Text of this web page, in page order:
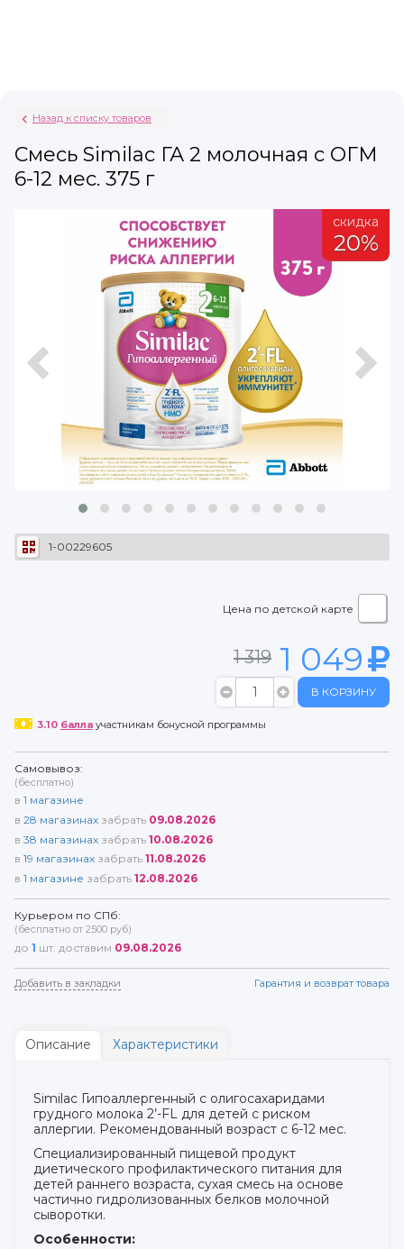
Назад к списку товаров
Смесь Similac ГА 2 молочная с ОГМ
6-12 мес. 375 г
скидка
20%
1-00229605
Цена по детской карте
1 319 1 049
В КОРЗИНУ
3.10 баллаучастникам бонусной программы
Самовывоз:
(бесплатно)
в 1 магазине
в 28 магазинах забрать 09.08.2026
в 38 магазинах забрать 10.08.2026
в 19 магазинах забрать 11.08.2026
в 1 магазине забрать 12.08.2026
Курьером по СПб:
(бесплатно от 2500 руб)
до 1 шт. доставим 09.08.2026
Добавить в закладки Гарантия и возврат товара
Описание Характеристики
Similac Гипоаллергенный с олигосахаридами
грудного молока 2’-FL для детей с риском
аллергии. Рекомендованный возраст с 6-12 мес.
Специализированный пищевой продукт
диетического профилактического питания для
детей раннего возраста, сухая смесь на основе
частично гидролизованных белков молочной
сыворотки.
Особенности: